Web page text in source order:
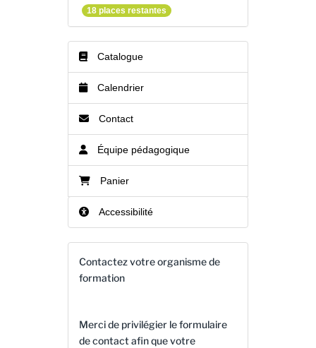
18 places restantes
Catalogue
Calendrier
Contact
Équipe pédagogique
Panier
Accessibilité
Contactez votre organisme de
formation
Merci de privilégier le formulaire
de contact afin que votre